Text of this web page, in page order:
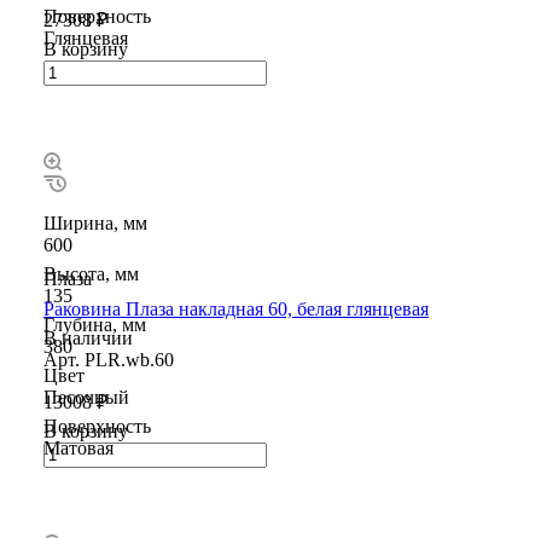
Поверхность
Глянцевая
Ширина, мм
600
Высота, мм
135
Глубина, мм
380
Цвет
Песочный
Поверхность
Матовая
27308 ₽
В корзину
Плаза
Раковина Плаза накладная 60, белая глянцевая
В наличии
Арт. PLR.wb.60
13008 ₽
В корзину